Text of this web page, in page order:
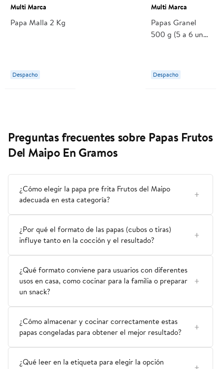
Multi Marca
Papa Malla 2 Kg
Despacho
Multi Marca
Papas Granel
500 g (5 a 6 un
Despacho
Preguntas frecuentes sobre Papas Frutos
Del Maipo En Gramos
¿Cómo elegir la papa pre frita Frutos del Maipo
adecuada en esta categoría?
¿Por qué el formato de las papas (cubos o tiras)
influye tanto en la cocción y el resultado?
¿Qué formato conviene para usuarios con diferentes
usos en casa, como cocinar para la familia o preparar
un snack?
¿Cómo almacenar y cocinar correctamente estas
papas congeladas para obtener el mejor resultado?
¿Qué leer en la etiqueta para elegir la opción